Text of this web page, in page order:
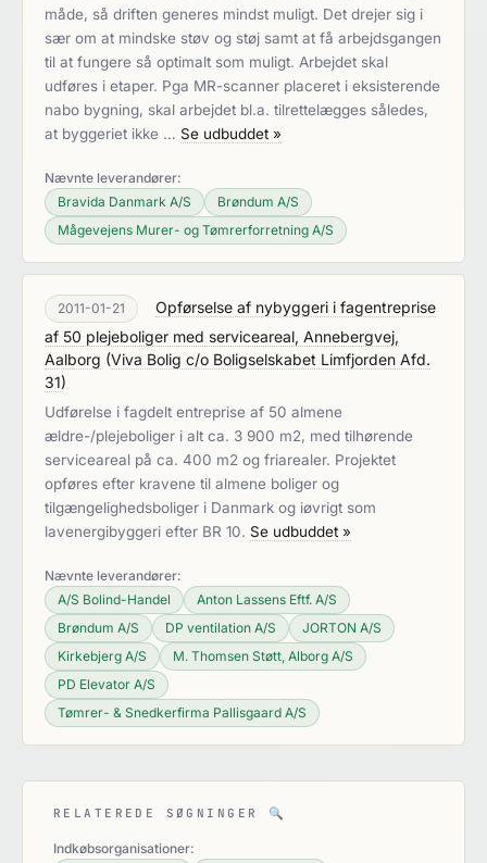
måde, så driften generes mindst muligt. Det drejer sig i
sær om at mindske støv og støj samt at få arbejdsgangen
til at fungere så optimalt som muligt. Arbejdet skal
udføres i etaper. Pga MR-scanner placeret i eksisterende
nabo bygning, skal arbejdet bl.a. tilrettelægges således,
at byggeriet ikke … Se udbuddet »
Nævnte leverandører:
Bravida Danmark A/S
Brøndum A/S
Mågevejens Murer- og Tømrerforretning A/S
2011-01-21
Opførselse af nybyggeri i fagentreprise
af 50 plejeboliger med serviceareal, Annebergvej,
Aalborg (Viva Bolig c/o Boligselskabet Limfjorden Afd.
31)
Udførelse i fagdelt entreprise af 50 almene
ældre-/plejeboliger i alt ca. 3 900 m2, med tilhørende
serviceareal på ca. 400 m2 og friarealer. Projektet
opføres efter kravene til almene boliger og
tilgængelighedsboliger i Danmark og iøvrigt som
lavenergibyggeri efter BR 10. Se udbuddet »
Nævnte leverandører:
A/S Bolind-Handel
Anton Lassens Eftf. A/S
Brøndum A/S
DP ventilation A/S
JORTON A/S
Kirkebjerg A/S
M. Thomsen Støtt, Alborg A/S
PD Elevator A/S
Tømrer- & Snedkerfirma Pallisgaard A/S
RELATEREDE SØGNINGER 🔍
Indkøbsorganisationer: